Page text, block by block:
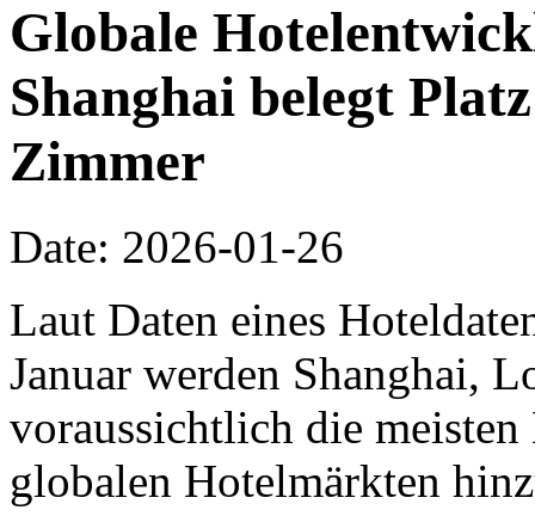
Globale
Shanghai belegt
Zimmer
Date: 2026-01-26
Laut Daten eines
Januar werden Shanghai,
voraussichtlich die
globalen Hotelmärkten